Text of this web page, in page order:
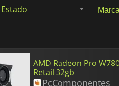
Estado
AMD Radeon Pro
Retail 32gb
PcComponentes